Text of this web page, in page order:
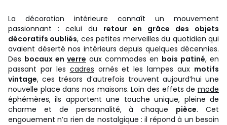
La décoration intérieure connaît un mouvement
passionnant : celui du retour en grâce des objets
décoratifs oubliés, ces petites merveilles du quotidien qui
avaient déserté nos intérieurs depuis quelques décennies.
Des bocaux en verre aux commodes en bois patiné, en
passant par les cadres ornés et les lampes aux motifs
vintage, ces trésors d’autrefois trouvent aujourd’hui une
nouvelle place dans nos maisons. Loin des effets de mode
éphémères, ils apportent une touche unique, pleine de
charme et de personnalité, à chaque pièce. Cet
engouement n’a rien de nostalgique : il répond à un besoin